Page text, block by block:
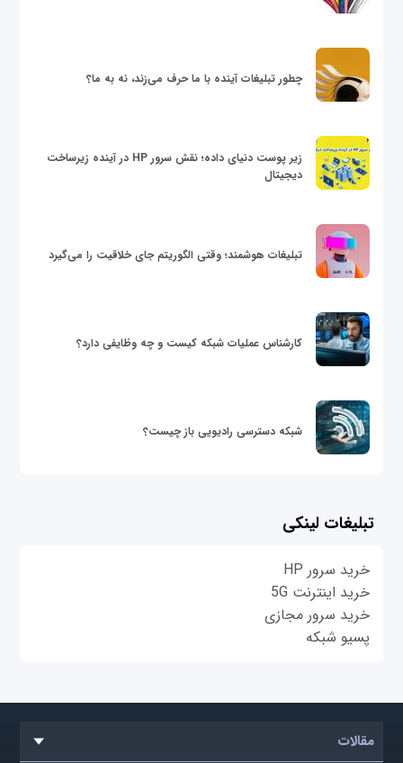
چطور تبلیغات آینده با ما حرف می‌زند، نه به ما؟
زیر پوست دنیای داده؛ نقش سرور HP در آینده زیرساخت
دیجیتال
تبلیغات هوشمند؛ وقتی الگوریتم جای خلاقیت را می‌گیرد
کارشناس عملیات شبکه کیست و چه وظایفی دارد؟
شبکه دسترسی رادیویی باز چیست؟
تبلیغات لینکی
خرید سرور HP
خرید اینترنت 5G
خرید سرور مجازی
پسیو شبکه
مقالات